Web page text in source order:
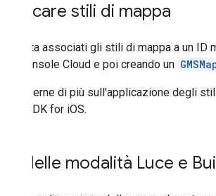
Applicare stili di mappa
Una volta associati gli stili di mappa a un ID
dalla console Cloud e poi creando un
Per saperne di più sull'applicazione degli
Maps SDK for iOS.
Stili delle modalità Luce e